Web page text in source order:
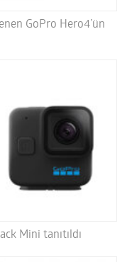
GoPro Hero4’ün
Mini tanıtıldı